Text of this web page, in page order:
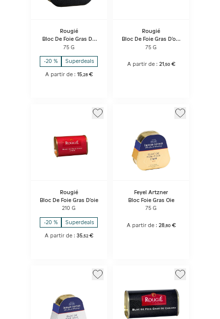
Rougié
Bloc De Foie Gras De
Canard 2 Tranches
75 G
-20 % Superdeals
A partir de : 15,28 €
Rougié
Bloc De Foie Gras D'oie
2 Tranches
75 G
A partir de : 21 50 €
Rougié
Bloc De Foie Gras D'oie
210 G
-20 % Superdeals
A partir de : 35, 52 €
Feyel Artzner
Bloc Foie Gras Oie
75 G
A partir de : 28, 80 €